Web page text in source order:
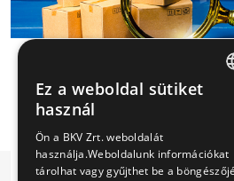
A BKV ZRT.
Ez a weboldal sütiket
használ
Ön a BKV Zrt. weboldalát
használja.Weboldalunk információkat
tárolhat vagy gyűjthet be a